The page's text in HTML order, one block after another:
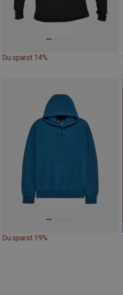
Du sparst 14%
Du sparst 19%